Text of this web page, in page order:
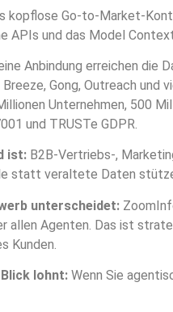
kopflose Go-to-Market-
APIs und das Model
Anbindung erreichen die
Gong, Outreach und
Unternehmen, 500
und TRUSTe GDPR.
ist: B2B-Vertriebs-,
statt veraltete Daten
unterscheidet:
allen Agenten. Das ist
Kunden.
lohnt: Wenn Sie